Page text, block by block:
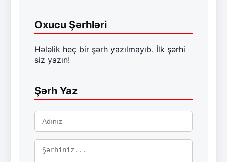
Oxucu Şərhləri
Hələlik heç bir şərh yazılmayıb. İlk şərhi
siz yazın!
Şərh Yaz